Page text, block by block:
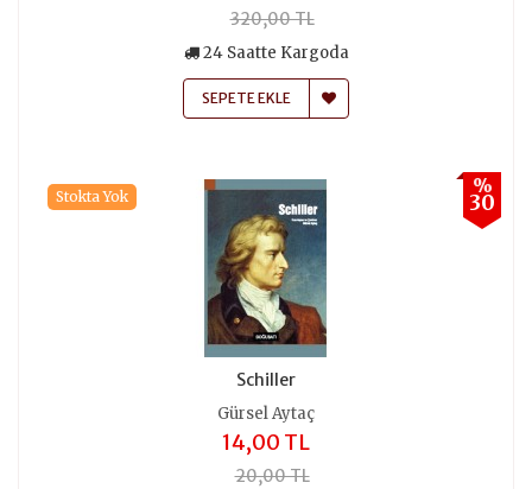
320,00 TL
24 Saatte Kargoda
SEPETE EKLE
%
30
Stokta Yok
Schiller
Gürsel Aytaç
14,00 TL
20,00 TL